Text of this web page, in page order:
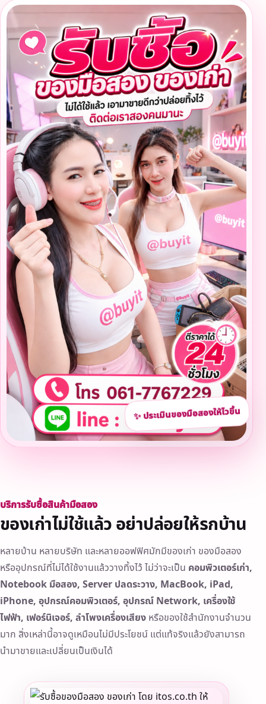
✨ ประเมินของมือสองให้ไวขึ้น
บริการรับซื้อสินค้ามือสอง
ของเก่าไม่ใช้แล้ว อย่าปล่อยให้รกบ้าน
หลายบ้าน หลายบริษัท และหลายออฟฟิศมักมีของเก่า ของมือสอง
หรืออุปกรณ์ที่ไม่ได้ใช้งานแล้ววางทิ้งไว้ ไม่ว่าจะเป็น คอมพิวเตอร์เก่า,
Notebook มือสอง, Server ปลดระวาง, MacBook, iPad,
iPhone, อุปกรณ์คอมพิวเตอร์, อุปกรณ์ Network, เครื่องใช้
ไฟฟ้า, เฟอร์นิเจอร์, ลำโพงเครื่องเสียง หรือของใช้สำนักงานจำนวน
มาก สิ่งเหล่านี้อาจดูเหมือนไม่มีประโยชน์ แต่แท้จริงแล้วยังสามารถ
นำมาขายและเปลี่ยนเป็นเงินได้